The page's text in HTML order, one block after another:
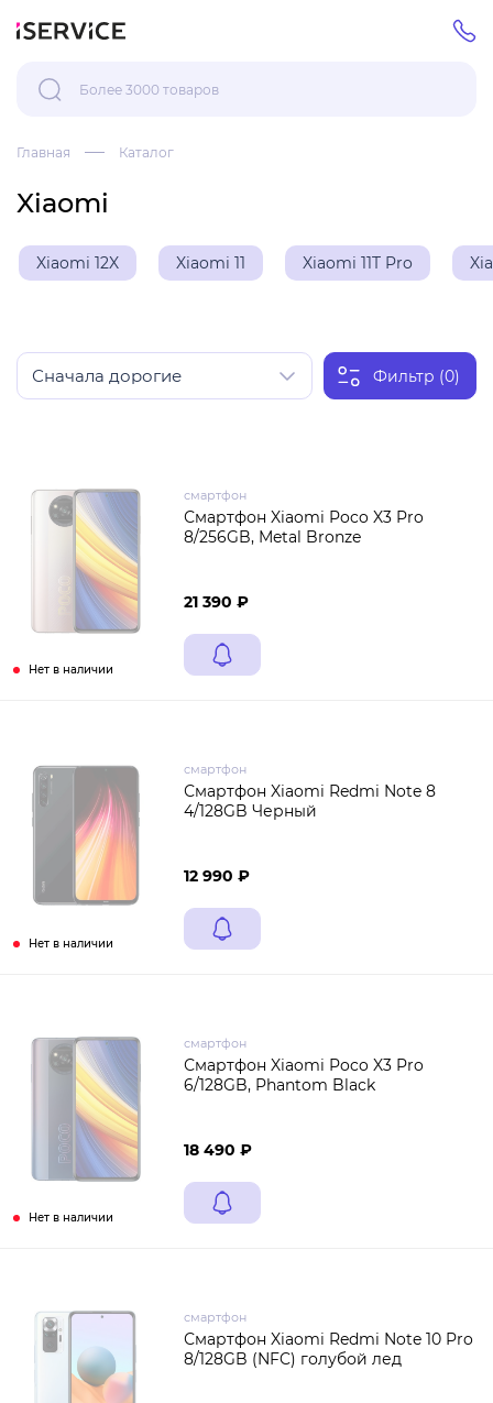
Главная Каталог
Xiaomi
Xiaomi 12X Xiaomi 11 Xiaomi 11T Pro
Фильтр (0)
Нет в наличии
смартфон
Смартфон Xiaomi Poco X3 Pro
8/256GB, Metal Bronze
21 390 ₽
Нет в наличии
смартфон
Смартфон Xiaomi Redmi Note 8
4/128GB Черный
12 990 ₽
Нет в наличии
смартфон
Смартфон Xiaomi Poco X3 Pro
6/128GB, Phantom Black
18 490 ₽
смартфон
Смартфон Xiaomi Redmi Note 10 Pro
8/128GB (NFC) голубой лед